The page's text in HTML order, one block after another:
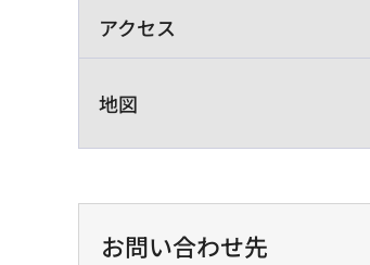
アクセス
地図
お問い合わせ先